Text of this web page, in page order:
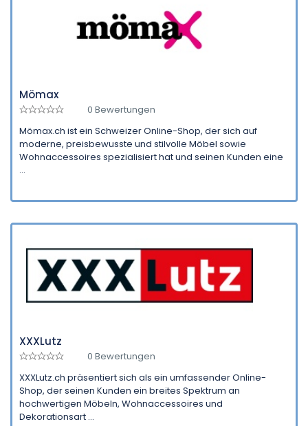
Mömax
0 Bewertungen
Mömax.ch ist ein Schweizer Online-Shop, der sich auf
moderne, preisbewusste und stilvolle Möbel sowie
Wohnaccessoires spezialisiert hat und seinen Kunden eine
...
XXXLutz
0 Bewertungen
XXXLutz.ch präsentiert sich als ein umfassender Online-
Shop, der seinen Kunden ein breites Spektrum an
hochwertigen Möbeln, Wohnaccessoires und
Dekorationsart ...